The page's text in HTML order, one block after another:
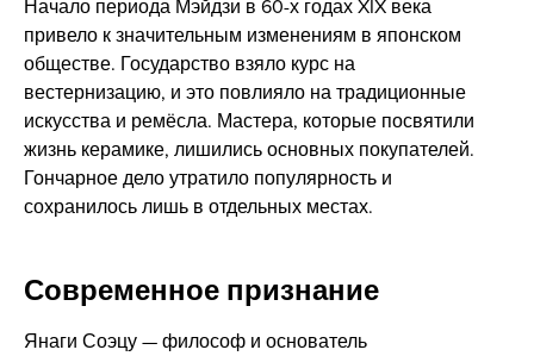
Начало периода Мэйдзи в 60-х годах XIX века
привело к значительным изменениям в японском
обществе. Государство взяло курс на
вестернизацию, и это повлияло на традиционные
искусства и ремёсла. Мастера, которые посвятили
жизнь керамике, лишились основных покупателей.
Гончарное дело утратило популярность и
сохранилось лишь в отдельных местах.
Современное признание
Янаги Соэцу — философ и основатель